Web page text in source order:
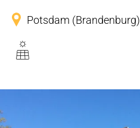
Potsdam (Brandenburg)